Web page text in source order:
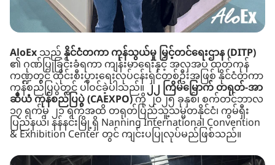
AloEx သည် နိုင်ငံတကာ ကုန်သွယ်မှု မြှင့်တင်ရေးဌာန (DITP)
၏ ဂုဏ်ပြုခြင်းခံရကာ ကျန်းမာရေးနှင့် အလှအပ ထုတ်ကုန်
ကဏ္ဍတွင် ထိုင်းစီးပွားရေးလုပ်ငန်းရှင်တစ်ဦးအဖြစ် နိုင်ငံတကာ
ကုန်စည်ပြပွဲတွင် ပါဝင်ခဲ့ပါသည်။ ၂၂ ကြိမ်မြောက် တရုတ်-အာ
ဆီယံ ကုန်စည်ပြပွဲ (CAEXPO)ကို ၂၀၂၅ ခုနှစ်၊ စက်တင်ဘာလ
၁၇ ရက်မှ ၂၁ ရက်အထိ တရုတ်ပြည်သူ့သမ္မတနိုင်ငံ၊ ကွမ်ရှီး
ပြည်နယ်၊ နန်နင်းမြို့ရှိ Nanning International Convention
& Exhibition Center တွင် ကျင်းပပြုလုပ်မည်ဖြစ်သည်။